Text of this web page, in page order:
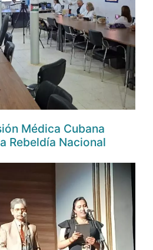
Médica Cubana
Rebeldía Nacional